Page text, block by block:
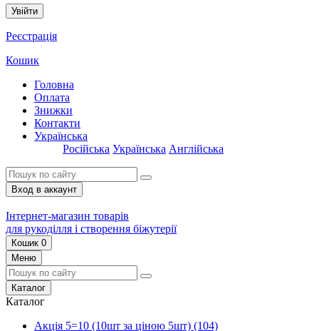
Увійти
Реєстрація
Кошик
Головна
Оплата
Знижки
Контакти
Українська
Російська Українська Англійська
Вход в аккаунт
Інтернет-магазин товарів
для рукоділля і створення біжутерії
Кошик 0
Меню
Каталог
Каталог
Акція 5=10 (10шт за ціною 5шт) (104)